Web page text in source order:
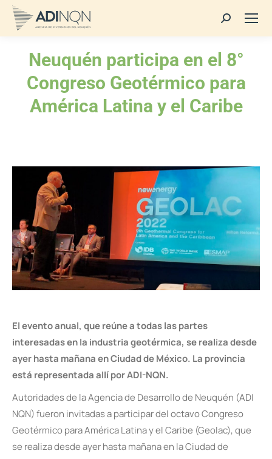
Buscar:
Neuquén participa en el 8°
Congreso Geotérmico para
América Latina y el Caribe
El evento anual, que reúne a todas las partes
interesadas en la industria geotérmica, se realiza desde
ayer hasta mañana en Ciudad de México. La provincia
está representada allí por ADI-NQN.
Autoridades de la Agencia de Desarrollo de Neuquén (ADI
NQN) fueron invitadas a participar del octavo Congreso
Geotérmico para América Latina y el Caribe (Geolac), que
se realiza desde ayer hasta mañana en la Ciudad de